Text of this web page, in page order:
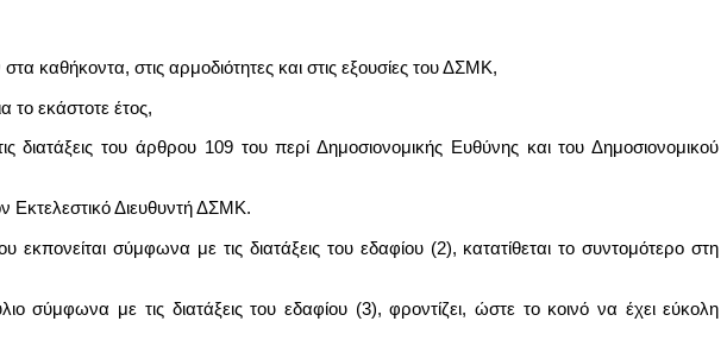
καθήκοντα, στις αρμοδιότητες και στις εξουσίες του ΔΣΜΚ,
το εκάστοτε έτος,
διατάξεις του άρθρου 109 του περί Δημοσιονομικής Ευθύνης και του Δημοσιονομικού
Εκτελεστικό Διευθυντή ΔΣΜΚ.
σύμφωνα με τις διατάξεις του εδαφίου (2), κατατίθεται το συντομότερο στη
με τις διατάξεις του εδαφίου (3), φροντίζει, ώστε το κοινό να έχει εύκολη